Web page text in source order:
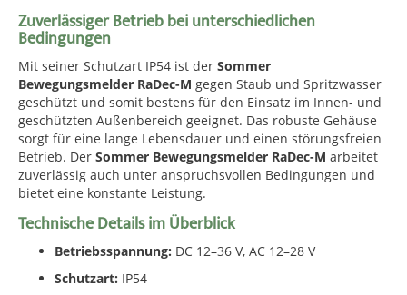
Zuverlässiger Betrieb bei unterschiedlichen
Bedingungen
Mit seiner Schutzart IP54 ist der Sommer
Bewegungsmelder RaDec-M gegen Staub und Spritzwasser
geschützt und somit bestens für den Einsatz im Innen- und
geschützten Außenbereich geeignet. Das robuste Gehäuse
sorgt für eine lange Lebensdauer und einen störungsfreien
Betrieb. Der Sommer Bewegungsmelder RaDec-M arbeitet
zuverlässig auch unter anspruchsvollen Bedingungen und
bietet eine konstante Leistung.
Technische Details im Überblick
Betriebsspannung: DC 12–36 V, AC 12–28 V
Schutzart: IP54